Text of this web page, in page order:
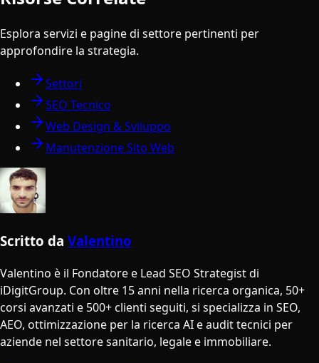
Esplora servizi e pagine di settore pertinenti per
approfondire la strategia.
Settori
SEO Tecnico
Web Design & Sviluppo
Manutenzione Sito Web
Scritto da Valentino
Valentino è il Fondatore e Lead SEO Strategist di
iDigitGroup. Con oltre 15 anni nella ricerca organica, 50+
corsi avanzati e 500+ clienti seguiti, si specializza in SEO,
AEO, ottimizzazione per la ricerca AI e audit tecnici per
aziende nel settore sanitario, legale e immobiliare.